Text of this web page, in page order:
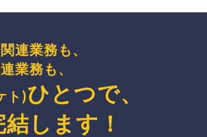
連業務も、
業務も、
ト)ひとつで、
結 します ！